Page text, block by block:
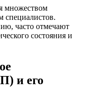
множеством
специалистов.
часто отмечают
состояния и
и его